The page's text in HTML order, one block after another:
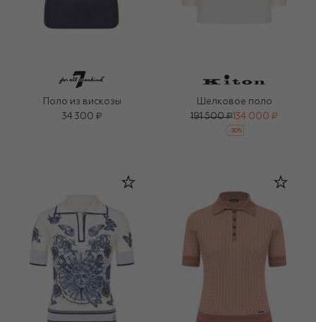
Поло из вискозы
34 300 ₽
Шелковое поло
191 500 ₽ 134 000 ₽
-30%